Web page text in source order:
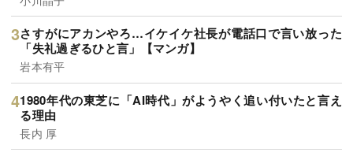
さすがにアカンやろ…イケイケ社長が電話口で言い放った
「失礼過ぎるひと言」【マンガ】
岩本有平
1980年代の東芝に「AI時代」がようやく追い付いたと言え
る理由
長内 厚